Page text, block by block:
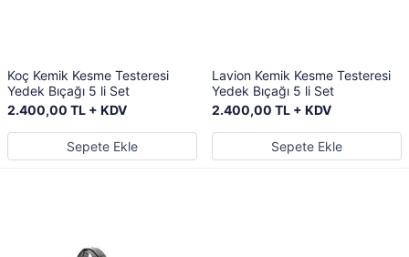
Koç Kemik Kesme Testeresi
Yedek Bıçağı 5 li Set
2.400,00 TL + KDV
Sepete Ekle
Lavion Kemik Kesme Testeresi
Yedek Bıçağı 5 li Set
2.400,00 TL + KDV
Sepete Ekle